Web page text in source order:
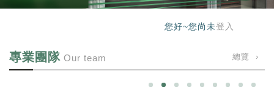
您好~您尚未登入
專業團隊 Our team 總覽 ›